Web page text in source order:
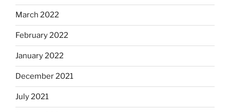
March 2022
February 2022
January 2022
December 2021
July 2021